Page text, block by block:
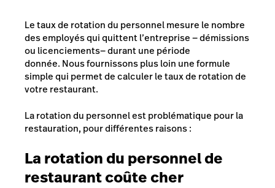
Le taux de rotation du personnel mesure le nombre
des employés qui quittent l’entreprise — démissions
ou licenciements— durant une période
donnée. Nous fournissons plus loin une formule
simple qui permet de calculer le taux de rotation de
votre restaurant.
La rotation du personnel est problématique pour la
restauration, pour différentes raisons :
La rotation du personnel de
restaurant coûte cher